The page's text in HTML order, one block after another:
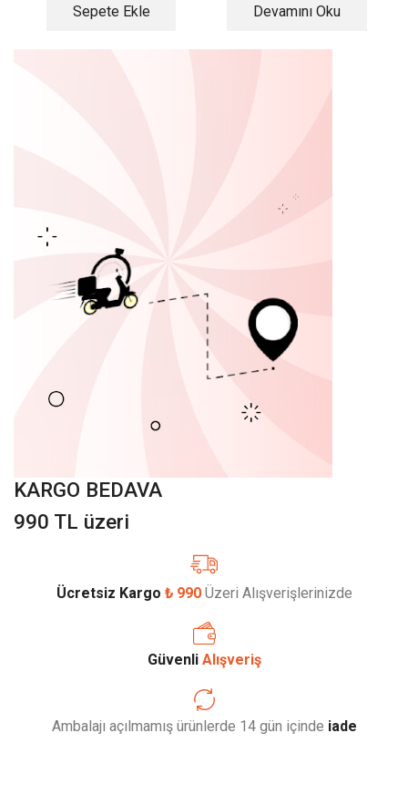
Sepete Ekle Devamını Oku
KARGO BEDAVA
990 TL üzeri
Ücretsiz Kargo ₺ 990Üzeri Alışverişlerinizde
Güvenli Alışveriş
Ambalajı açılmamış ürünlerde 14 gün içinde iade